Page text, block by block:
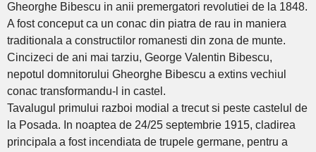
Gheorghe Bibescu in anii premergatori revolutiei de la 1848.
A fost conceput ca un conac din piatra de rau in maniera
traditionala a constructilor romanesti din zona de munte.
Cincizeci de ani mai tarziu, George Valentin Bibescu,
nepotul domnitorului Gheorghe Bibescu a extins vechiul
conac transformandu-l in castel.
Tavalugul primului razboi modial a trecut si peste castelul de
la Posada. In noaptea de 24/25 septembrie 1915, cladirea
principala a fost incendiata de trupele germane, pentru a